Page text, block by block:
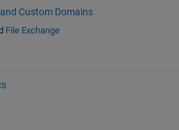
Custom Domains
File Exchange